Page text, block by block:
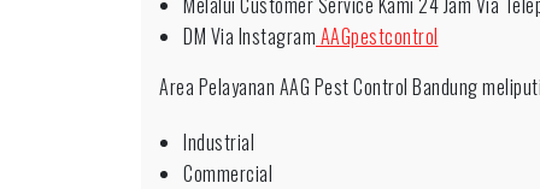
DM Via Instagram AAGpestcontrol
Area Pelayanan AAG Pest Control Bandung
Industrial
Commercial